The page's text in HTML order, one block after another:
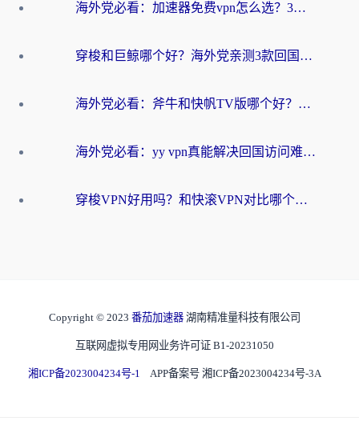
海外党必看：加速器免费vpn怎么选？3步教你无缝访问国内资源
穿梭和巨鲸哪个好？海外党亲测3款回国加速器，教你避开90%的坑
海外党必看：斧牛和快帆TV版哪个好？3分钟选对回国加速器，无缝刷B站、追热剧
海外党必看：yy vpn真能解决回国访问难题？附云极initap测评+免费方案对比
穿梭VPN好用吗？和快滚VPN对比哪个回国效果更好？海外党选回国加速器必看指南
Copyright © 2023 番茄加速器 湖南精准量科技有限公司
互联网虚拟专用网业务许可证 B1-20231050
湘ICP备2023004234号-1 APP备案号 湘ICP备2023004234号-3A